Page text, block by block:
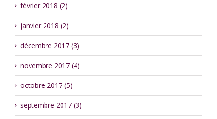
février 2018 (2)
janvier 2018 (2)
décembre 2017 (3)
novembre 2017 (4)
octobre 2017 (5)
septembre 2017 (3)